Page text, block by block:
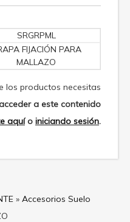
SRGRPML
FIJACIÓN PARA
MALLAZO
los productos necesitas
a este contenido
aquío iniciando sesión.
» Accesorios Suelo